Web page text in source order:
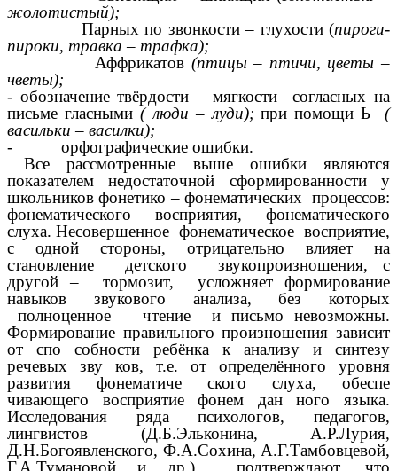
жолотистый);
Парных по звонкости – глухости (пироги-
пироки, травка – трафка);
Аффрикатов (птицы – птичи, цветы –
чветы);
- обозначение твёрдости – мягкости согласных на
письме гласными ( люди – луди); при помощи Ь
(
васильки – василки);
- орфографические ошибки.
Все рассмотренные выше ошибки являются
показателем недостаточной сформированности у
школьников фонетико – фонематических процессов:
фонематического восприятия, фонематического
слуха. Несовершенное фонематическое восприятие,
с одной стороны, отрицательно влияет на
становление детского звукопроизношения, с
другой – тормозит, усложняет формирование
навыков звукового анализа, без которых
полноценное чтение и письмо невозможны.
Формирование правильного произношения зависит
от спо собности ребёнка к анализу и синтезу
речевых зву ков, т.е. от определённого уровня
развития фонематиче ского слуха, обеспе
чивающего восприятие фонем дан ного языка.
Исследования ряда психологов, педагогов,
лингвистов (Д.Б.Эльконина, А.Р.Лурия,
Д.Н.Богоявленского, Ф.А.Сохина, А.Г.Тамбовцевой,
Г.А.Тумановой и др.) подтверждают, что